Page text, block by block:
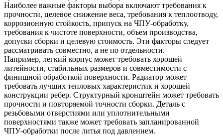
Наиболее важные факторы выбора включают требования к
прочности, целевое снижение веса, требования к теплоотводу,
коррозионную стойкость, припуск на ЧПУ-обработку,
требования к чистоте поверхности, объем производства,
допуски сборки и целевую стоимость. Эти факторы следует
рассматривать совместно, а не по отдельности.
Например, легкий корпус может требовать хорошей
литейности, стабильных размеров и совместимости с
финишной обработкой поверхности. Радиатор может
требовать лучших тепловых характеристик и хорошей
конструкции ребер. Структурный кронштейн может требовать
прочности и повторяемой точности сборки. Деталь с
резьбовыми отверстиями или уплотнительными
поверхностями также может требовать запланированной
ЧПУ-обработки после литья под давлением.